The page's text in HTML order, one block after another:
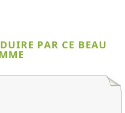
PAR CE BEAU